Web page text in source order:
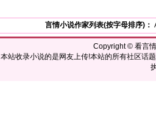
言情小说作家列表(按字母排序)：
Copyright © 看言
本站收录小说的是网友上传!本站的所有社区话